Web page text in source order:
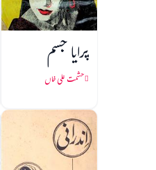
پرایا جسم
حشمت علی خاں